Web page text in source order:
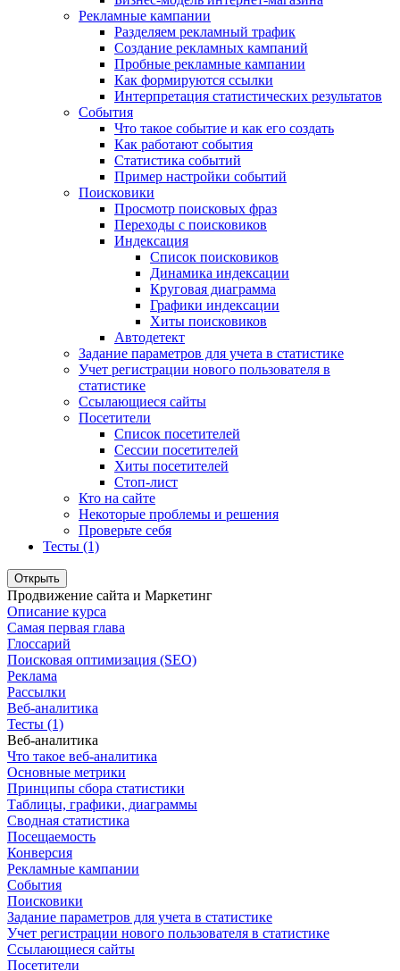
Рекламные кампании
Разделяем рекламный трафик
Создание рекламных кампаний
Пробные рекламные кампании
Как формируются ссылки
Интерпретация статистических результатов
События
Что такое событие и как его создать
Как работают события
Статистика событий
Пример настройки событий
Поисковики
Просмотр поисковых фраз
Переходы с поисковиков
Индексация
Список поисковиков
Динамика индексации
Круговая диаграмма
Графики индексации
Хиты поисковиков
Автодетект
Задание параметров для учета в статистике
Учет регистрации нового пользователя в
статистике
Ссылающиеся сайты
Посетители
Список посетителей
Сессии посетителей
Хиты посетителей
Стоп-лист
Кто на сайте
Некоторые проблемы и решения
Проверьте себя
Тесты (1)
Открыть
Продвижение сайта и Маркетинг
Описание курса
Самая первая глава
Глоссарий
Поисковая оптимизация (SEO)
Реклама
Рассылки
Веб-аналитика
Тесты (1)
Веб-аналитика
Что такое веб-аналитика
Основные метрики
Принципы сбора статистики
Таблицы, графики, диаграммы
Сводная статистика
Посещаемость
Конверсия
Рекламные кампании
События
Поисковики
Задание параметров для учета в статистике
Учет регистрации нового пользователя в статистике
Ссылающиеся сайты
Посетители